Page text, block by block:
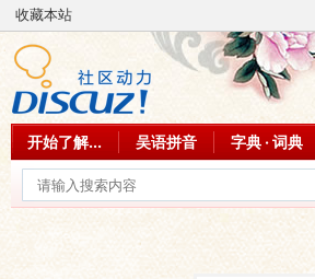
收藏本站
开始了解... 吴语拼音 字典 · 词典